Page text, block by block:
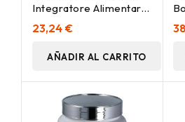
Integratore Alimentare
Con Fermenti Lattici
30Caps
23,24 €
AÑADIR AL CARRITO